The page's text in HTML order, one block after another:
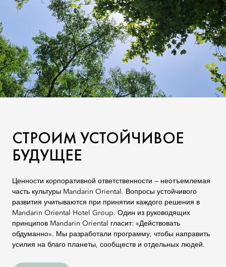
СТРОИМ УСТОЙЧИВОЕ
БУДУЩЕЕ
Ценности корпоративной ответственности — неотъемлемая
часть культуры Mandarin Oriental. Вопросы устойчивого
развития учитываются при принятии каждого решения в
Mandarin Oriental Hotel Group. Один из руководящих
принципов Mandarin Oriental гласит: «Действовать
обдуманно». Мы разработали программу, чтобы направить
усилия на благо планеты, сообществ и отдельных людей.